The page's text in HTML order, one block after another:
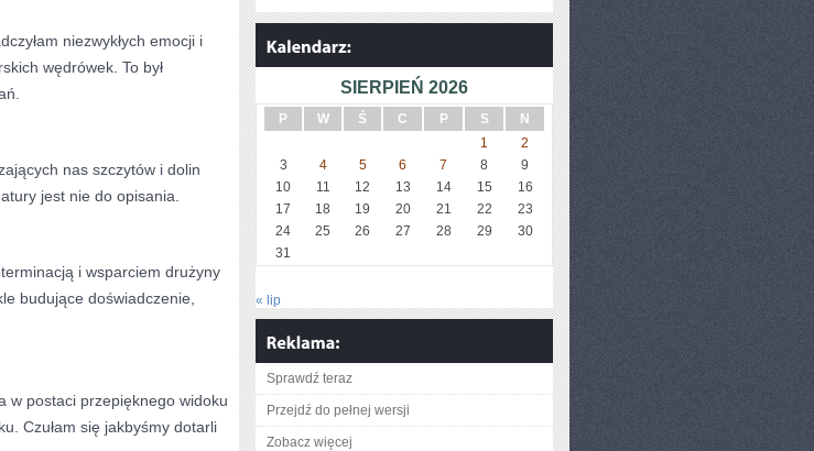
⁤niezwykłych emocji i
wędrówek. To był
nas szczytów i⁤ dolin
⁣jest‌ nie⁣ do opisania.
i wsparciem drużyny
budujące doświadczenie,
⁢w postaci przepięknego widoku
‍Czułam się jakbyśmy dotarli
SIERPIEŃ 2026
P W Ś C P S
N
1
2
3
4 5 6 7 8
9
10
11 12 13 14 15
16
17
18 19 20 21 22
23
24
25 26 27 28 29
30
31
« lip
Sprawdź teraz
Przejdź do pełnej wersji
Zobacz więcej